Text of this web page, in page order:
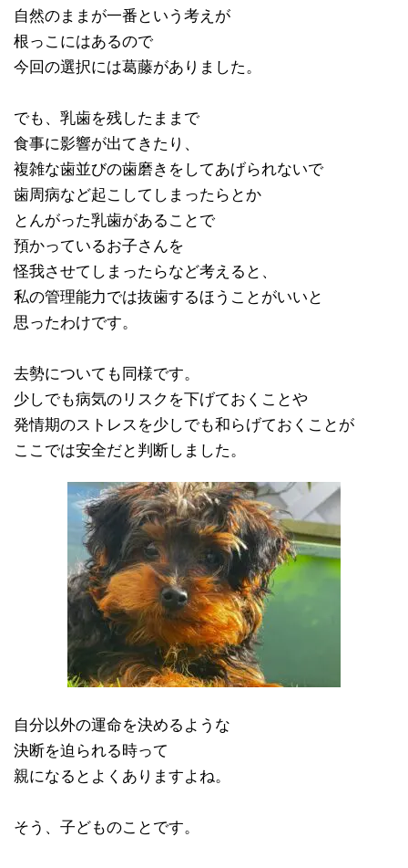
自然のままが一番という考えが
根っこにはあるので
今回の選択には葛藤がありました。
でも、乳歯を残したままで
食事に影響が出てきたり、
複雑な歯並びの歯磨きをしてあげられないで
歯周病など起こしてしまったらとか
とんがった乳歯があることで
預かっているお子さんを
怪我させてしまったらなど考えると、
私の管理能力では抜歯するほうことがいいと
思ったわけです。
去勢についても同様です。
少しでも病気のリスクを下げておくことや
発情期のストレスを少しでも和らげておくことが
ここでは安全だと判断しました。
自分以外の運命を決めるような
決断を迫られる時って
親になるとよくありますよね。
そう、子どものことです。